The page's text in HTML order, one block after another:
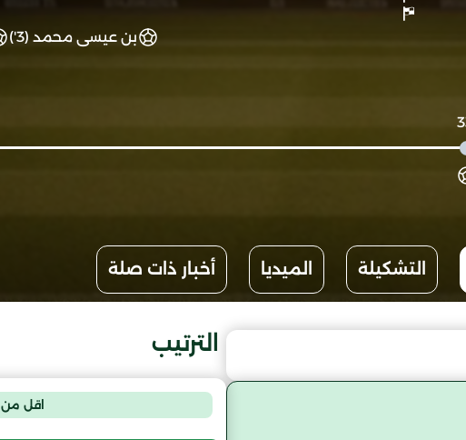
بن عيسى محمد (3')
التشكيلة الميديا أخبار ذات صلة
الترتيب
اقل من 20 سنة-ه